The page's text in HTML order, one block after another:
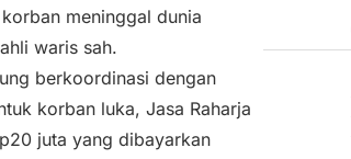
meninggal dunia
waris sah.
berkoordinasi dengan
korban luka, Jasa Raharja
juta yang dibayarkan